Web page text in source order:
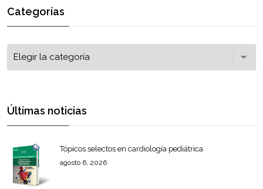
Categorías
Últimas noticias
Tópicos selectos en cardiología pediátrica
agosto 6, 2026